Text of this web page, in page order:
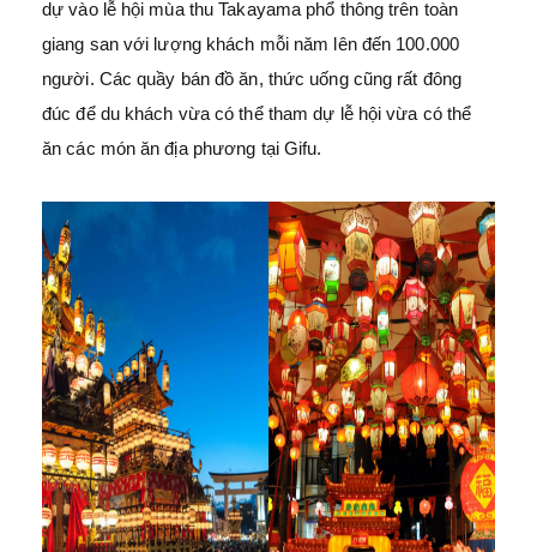
dự vào lễ hội mùa thu Takayama phổ thông trên toàn
giang san với lượng khách mỗi năm lên đến 100.000
người. Các quầy bán đồ ăn, thức uống cũng rất đông
đúc để du khách vừa có thể tham dự lễ hội vừa có thể
ăn các món ăn địa phương tại Gifu.